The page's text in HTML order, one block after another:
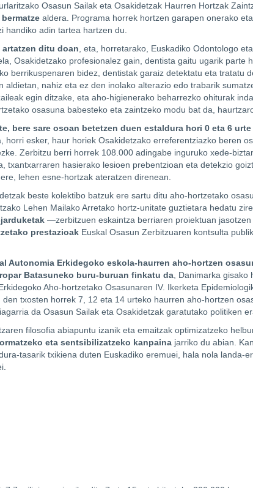
Osasun Sailak eta Osakidetzak Haurren Hortzak
aldera. Programa horrek hortzen garapen onerako
handiko adin tartea hartzen du.
artatzen ditu doan , eta, horretarako, Euskadiko Odontologo
Osakidetzako profesionalez gain, dentista gaitu ugarik parte
berrikuspenaren bidez, dentistak garaiz detektatu eta tratatu
aldietan, nahiz eta ez den inolako alterazio edo trabarik
egin ditzake, eta aho-higienerako beharrezko ohiturak
osasuna babesteko eta zaintzeko modu bat da,
bere sare osoan betetzen duen estaldura hori 0 eta 6
horri esker, haur horiek Osakidetzako erreferentziazko beren
Zerbitzu berri horrek 108.000 adingabe inguruko xede-
txantxarraren hasierako lesioen prebentzioan eta detekzio
lehen esne-hortzak ateratzen direnean.
beste kolektibo batzuk ere sartu ditu aho-hortzetako
Lehen Mailako Arretako hortz-unitate guztietara hedatu
—zerbitzuen eskaintza berriaren proiektuan
prestazioak Euskal Osasun Zerbitzuaren kontsulta
Autonomia Erkidegoko eskola-haurren aho-hortzen
Batasuneko buru-buruan finkatu da , Danimarka gisako
Aho-hortzetako Osasunaren IV. Ikerketa
txosten horrek 7, 12 eta 14 urteko haurren aho-hortzen
da Osasun Sailak eta Osakidetzak garatutako politiken
filosofia abiapuntu izanik eta emaitzak optimizatzeko
eta sentsibilizatzeko kanpaina jarriko du abian.
tasarik txikiena duten Euskadiko eremuei, hala nola landa-